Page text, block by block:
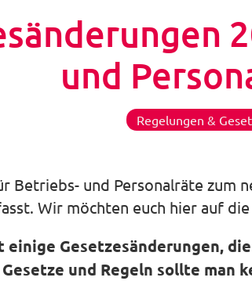
und
Regelungen &
Betriebs- und Personalräte zum
Wir möchten euch hier auf
einige Gesetzesänderungen,
und Regeln sollte man